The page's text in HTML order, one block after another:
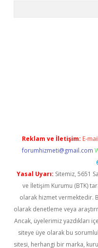
Reklam ve İletişim: E-
forumhizmeti@gmail.com
Yasal Uyarı: Sitemiz, 5651
ve İletişim Kurumu (BTK)
olarak hizmet vermektedir.
olarak denetleme veya
Ancak, üyelerimiz yazdıkları
siteye üye olarak bu
sitesi, herhangi bir marka,